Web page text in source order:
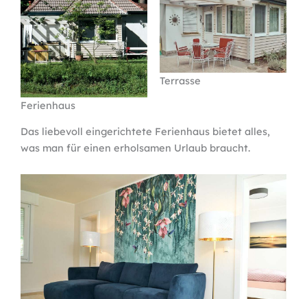
Ferienhaus
Terrasse
Das liebevoll eingerichtete Ferienhaus bietet alles,
was man für einen erholsamen Urlaub braucht.